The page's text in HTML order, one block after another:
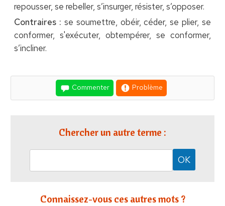
repousser, se rebeller, s’insurger, résister, s’opposer.
Contraires : se soumettre, obéir, céder, se plier, se
conformer, s'exécuter, obtempérer, se conformer,
s’incliner.
Commenter Problème
Chercher un autre terme :
Connaissez-vous ces autres mots ?